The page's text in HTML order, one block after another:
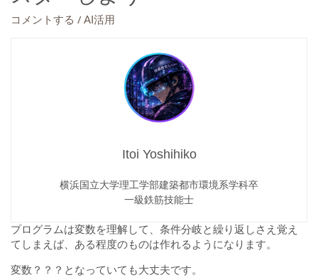
コメントする / AI活用
Itoi Yoshihiko
横浜国立大学理工学部建築都市環境系学科卒
一級鉄筋技能士
プログラムは変数を理解して、条件分岐と繰り返しさえ覚え
てしまえば、ある程度のものは作れるようになります。
変数？？？となっていても大丈夫です。